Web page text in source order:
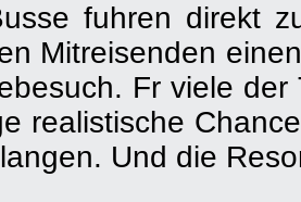
fuhren direkt
Mitreisenden
Fr viele
realistische
Und die